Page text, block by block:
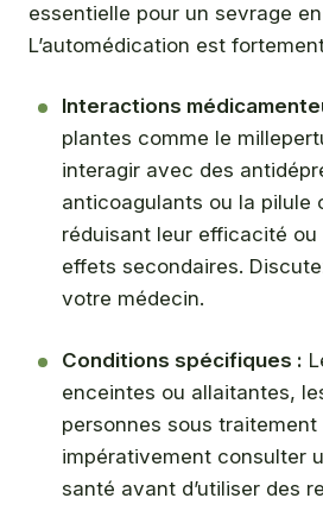
essentielle pour un sevrage
L’automédication est
Interactions
plantes comme le
interagir avec des
anticoagulants ou la pilule
réduisant leur efficacité
effets secondaires.
votre médecin.
Conditions spécifiques :
enceintes ou allaitantes,
personnes sous
impérativement consulter
santé avant d’utiliser des